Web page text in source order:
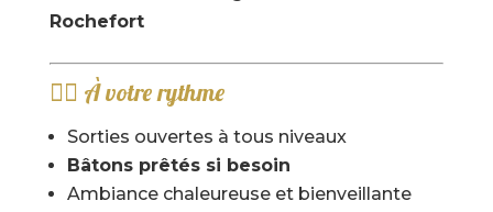
Rochefort
🏃‍♀️ À votre rythme
Sorties ouvertes à tous niveaux
Bâtons prêtés si besoin
Ambiance chaleureuse et bienveillante